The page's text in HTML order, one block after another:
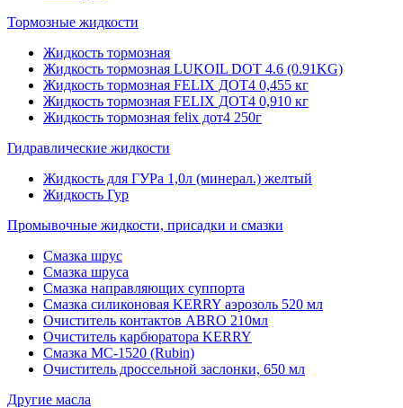
Тормозные жидкости
Жидкость тормозная
Жидкость тормозная LUKOIL DOT 4.6 (0.91KG)
Жидкость тормозная FELIX ДОТ4 0,455 кг
Жидкость тормозная FELIX ДОТ4 0,910 кг
Жидкость тормозная felix дот4 250г
Гидравлические жидкости
Жидкость для ГУРа 1,0л (минерал.) желтый
Жидкость Гур
Промывочные жидкости, присадки и смазки
Смазка шрус
Смазка шруса
Смазка направляющих суппорта
Смазка силиконовая KERRY аэрозоль 520 мл
Очиститель контактов ABRO 210мл
Очиститель карбюратора KERRY
Смазка МС-1520 (Rubin)
Очиститель дроссельной заслонки, 650 мл
Другие масла